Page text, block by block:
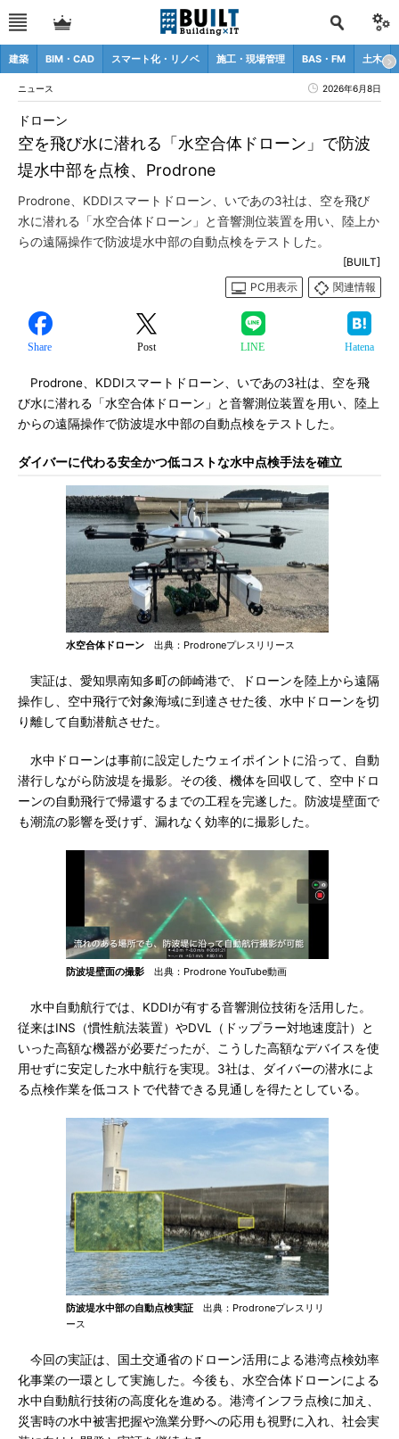
建築 BIM・CAD スマート化・リノベ 施工・現場管理 BAS・FM 土木
ニュース 2026年6月8日
空を飛び水に潜れる「水空合体ドローン」で防波
堤水中部を点検、Prodrone
ドローン
Prodrone、KDDIスマートドローン、いであの3社は、空を飛び
水に潜れる「水空合体ドローン」と音響測位装置を用い、陸上か
らの遠隔操作で防波堤水中部の自動点検をテストした。
[BUILT]
PC用表示
関連情報
Share Post LINE Hatena
Prodrone、KDDIスマートドローン、いであの3社は、空を飛
び水に潜れる「水空合体ドローン」と音響測位装置を用い、陸上
からの遠隔操作で防波堤水中部の自動点検をテストした。
ダイバーに代わる安全かつ低コストな水中点検手法を確立
水空合体ドローン 出典：Prodroneプレスリリース
実証は、愛知県南知多町の師崎港で、ドローンを陸上から遠隔
操作し、空中飛行で対象海域に到達させた後、水中ドローンを切
り離して自動潜航させた。
水中ドローンは事前に設定したウェイポイントに沿って、自動
潜行しながら防波堤を撮影。その後、機体を回収して、空中ドロ
ーンの自動飛行で帰還するまでの工程を完遂した。防波堤壁面で
も潮流の影響を受けず、漏れなく効率的に撮影した。
防波堤壁面の撮影 出典：Prodrone YouTube動画
水中自動航行では、KDDIが有する音響測位技術を活用した。
従来はINS（慣性航法装置）やDVL（ドップラー対地速度計）と
いった高額な機器が必要だったが、こうした高額なデバイスを使
用せずに安定した水中航行を実現。3社は、ダイバーの潜水によ
る点検作業を低コストで代替できる見通しを得たとしている。
防波堤水中部の自動点検実証 出典：Prodroneプレスリリ
ース
今回の実証は、国土交通省のドローン活用による港湾点検効率
化事業の一環として実施した。今後も、水空合体ドローンによる
水中自動航行技術の高度化を進める。港湾インフラ点検に加え、
災害時の水中被害把握や漁業分野への応用も視野に入れ、社会実